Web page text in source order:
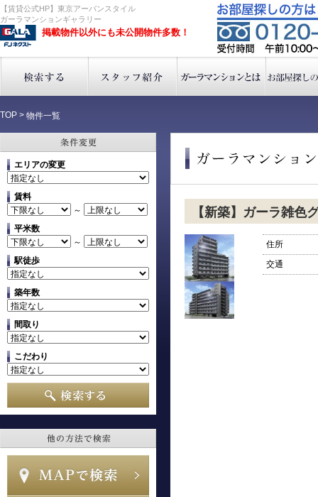
【賃貸公式HP】東京アーバンスタイル
ガーラマンションギャラリー
掲載物件以外にも未公開物件多数！
TOP > 物件一覧
エリアの変更
賃料
～
平米数
～
駅徒歩
築年数
間取り
こだわり
【新築】ガーラ雑色
住所
交通